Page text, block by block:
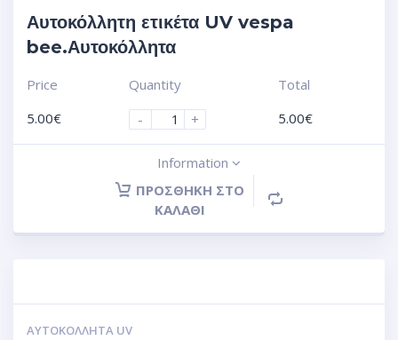
Αυτοκόλλητη ετικέτα UV vespa
bee.Αυτοκόλλητα
Price
5.00€
Quantity
-
+
Total
5.00€
Information
ΠΡΟΣΘΉΚΗ ΣΤΟ
ΚΑΛΆΘΙ
ΑΥΤΟΚΌΛΛΗΤΑ UV